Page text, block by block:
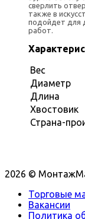
сверлить
также в
подойдет для
работ.
Вес
Диаметр
Длина
Хвостовик
Страна-
2026 ©
Торговые
Вакансии
Политика